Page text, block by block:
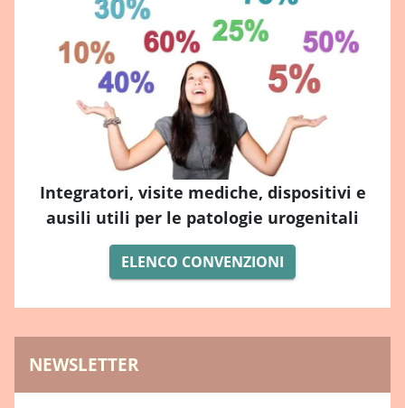
Integratori, visite mediche, dispositivi e
ausili utili per le patologie urogenitali
ELENCO CONVENZIONI
NEWSLETTER